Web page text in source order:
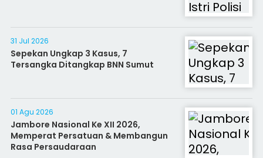
31 Jul 2026
Sepekan Ungkap 3 Kasus, 7
Tersangka Ditangkap BNN Sumut
01 Agu 2026
Jambore Nasional Ke XII 2026,
Memperat Persatuan & Membangun
Rasa Persaudaraan